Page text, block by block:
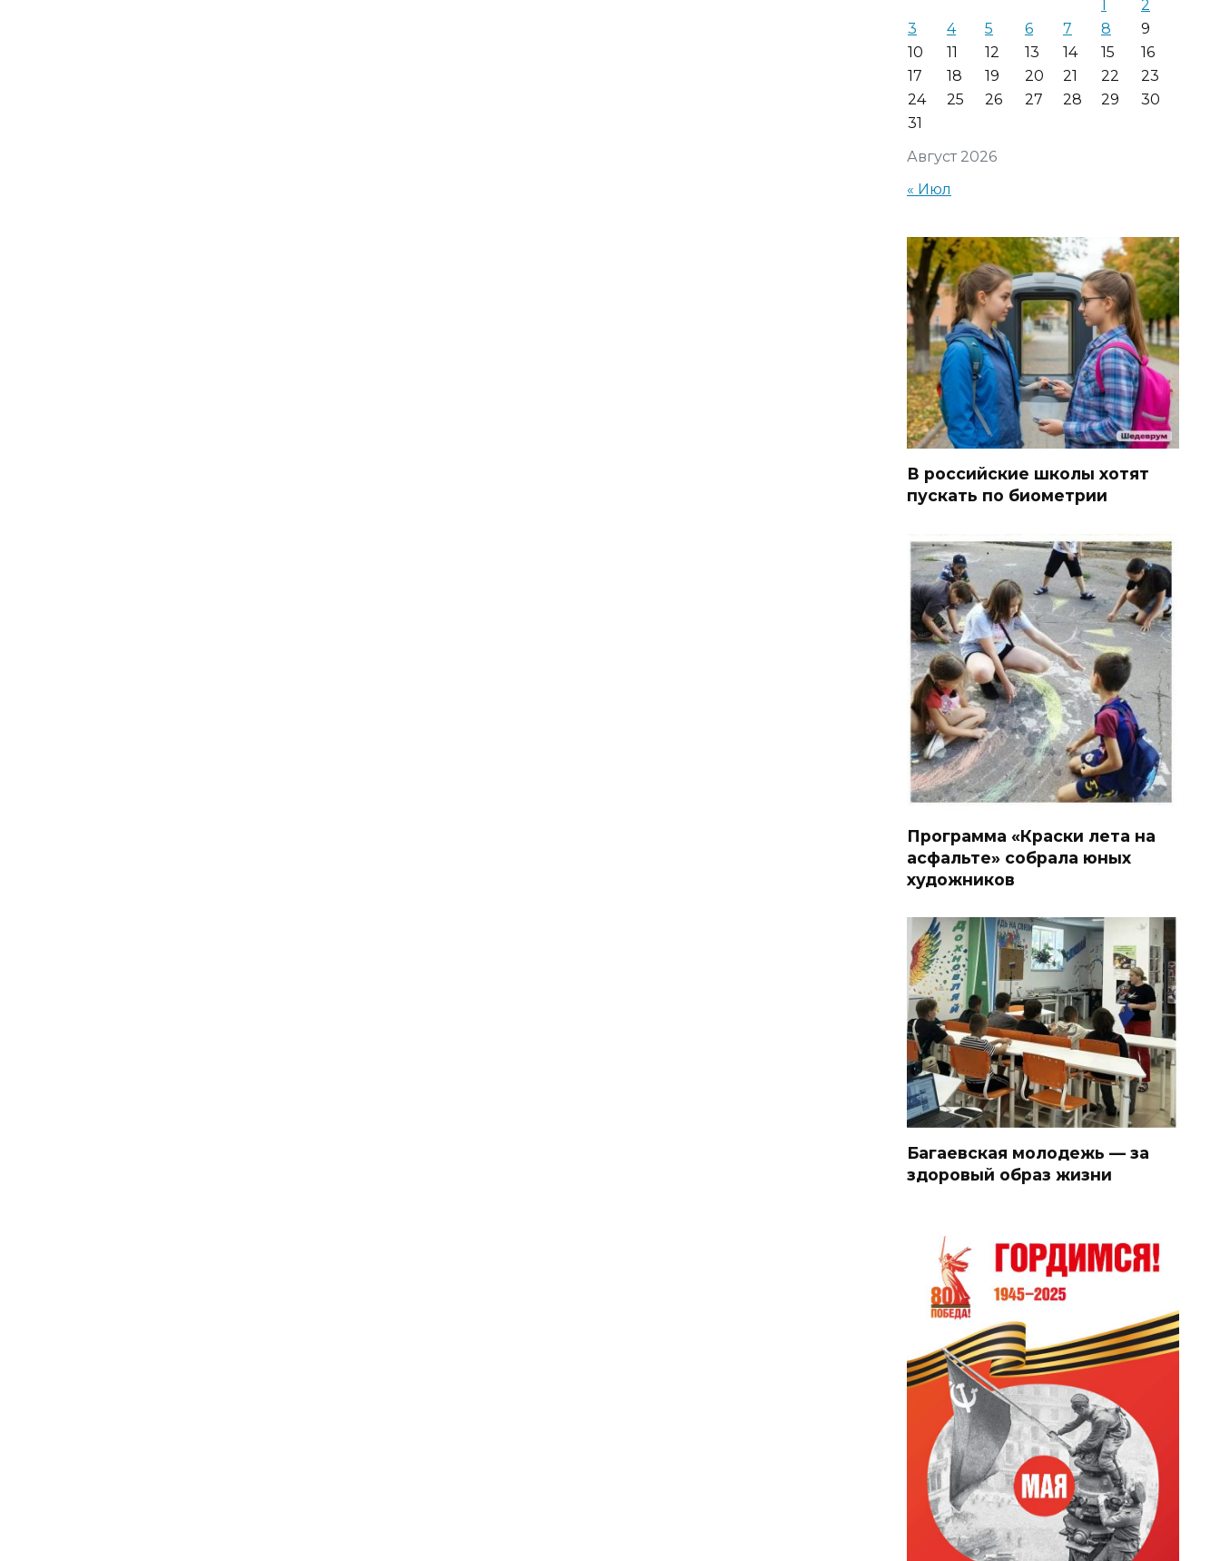
Август 2026
1
2
3
4 5 6 7 8
9
10
11 12 13 14 15
16
17
18 19 20 21 22
23
24
25 26 27 28 29
30
31
« Июл
В российские школы хотят
пускать по биометрии
Программа «Краски лета на
асфальте» собрала юных
художников
Багаевская молодежь — за
здоровый образ жизни